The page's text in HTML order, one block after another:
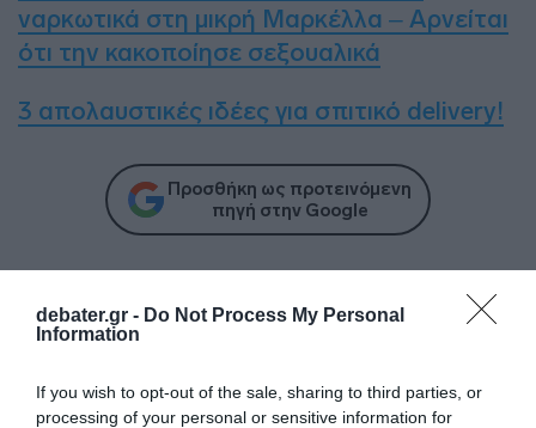
debater.gr - Do Not Process My Personal
Information
If you wish to opt-out of the sale, sharing to third parties, or
processing of your personal or sensitive information for
ναρκωτικά στη μικρή Μαρκέλλα – Αρνείται
ότι την κακοποίησε σεξουαλικά
3 απολαυστικές ιδέες για σπιτικό delivery!
Προσθήκη ως προτεινόμενη
πηγή στην Google
Ακολούθησε το debater.gr στοGoogle News
και μάθετε πρώτοι όλες τις ειδήσεις